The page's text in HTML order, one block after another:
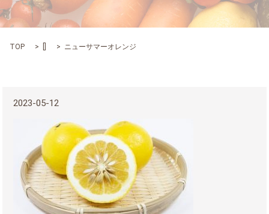
TOP ニューサマーオレンジ
2023-05-12